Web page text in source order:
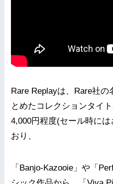
Rare Replayは、Rare社の
とめたコレクションタイ
4,000円程度(セール時に
おり、
「Banjo-Kazooie」や「